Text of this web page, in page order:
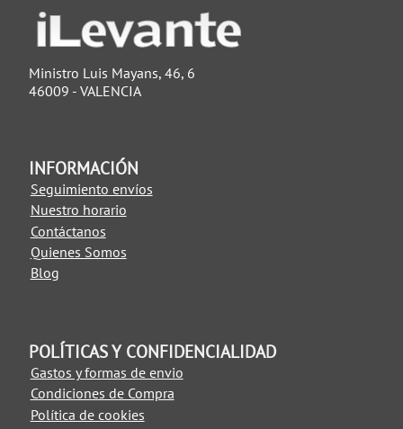
Ministro Luis Mayans, 46, 6
46009 - VALENCIA
INFORMACIÓN
Seguimiento envíos
Nuestro horario
Contáctanos
Quienes Somos
Blog
POLÍTICAS Y CONFIDENCIALIDAD
Gastos y formas de envio
Condiciones de Compra
Política de cookies